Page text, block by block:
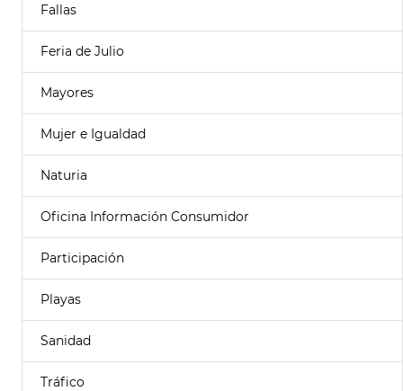
Fallas
Feria de Julio
Mayores
Mujer e Igualdad
Naturia
Oficina Información Consumidor
Participación
Playas
Sanidad
Tráfico